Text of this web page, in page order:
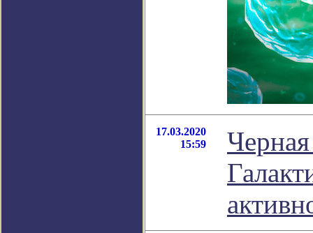
17.03.2020
15:59